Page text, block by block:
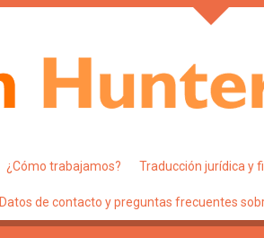
¿Cómo trabajamos? Traducción jurídica y
Datos de contacto y preguntas frecuentes